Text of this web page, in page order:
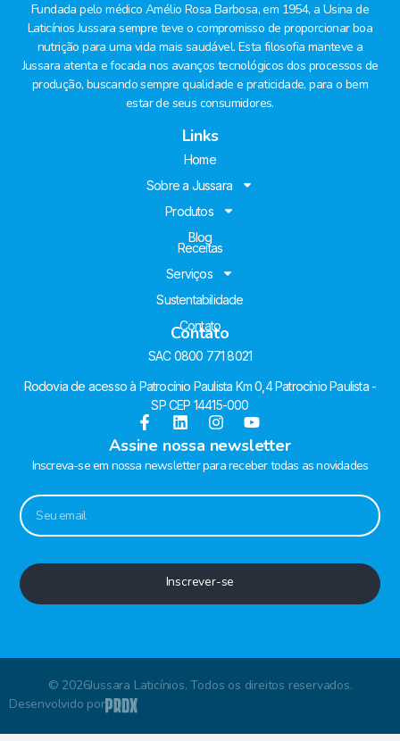
Fundada pelo médico Amélio Rosa Barbosa, em 1954, a Usina de
Laticínios Jussara sempre teve o compromisso de proporcionar boa
nutrição para uma vida mais saudável. Esta filosofia manteve a
Jussara atenta e focada nos avanços tecnológicos dos processos de
produção, buscando sempre qualidade e praticidade, para o bem
estar de seus consumidores.
Links
Home
Sobre a Jussara
Produtos
Blog
Receitas
Serviços
Sustentabilidade
Contato
Contato
SAC 0800 771 8021
Rodovia de acesso à Patrocínio Paulista Km 0,4 Patrocínio Paulista -
SP CEP 14415-000
Assine nossa newsletter
Inscreva-se em nossa newsletter para receber todas as novidades
Inscrever-se
© 2026Jussara Laticínios. Todos os direitos reservados.
Desenvolvido por